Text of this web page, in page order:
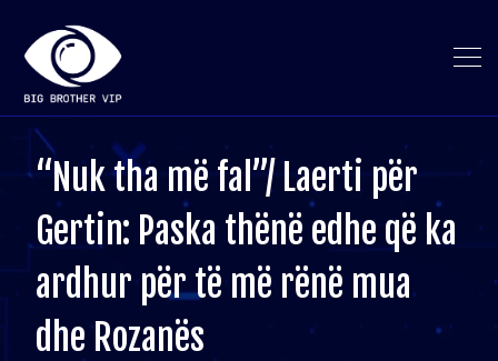
“Nuk tha më fal”/ Laerti për
Gertin: Paska thënë edhe që ka
ardhur për të më rënë mua
dhe Rozanës